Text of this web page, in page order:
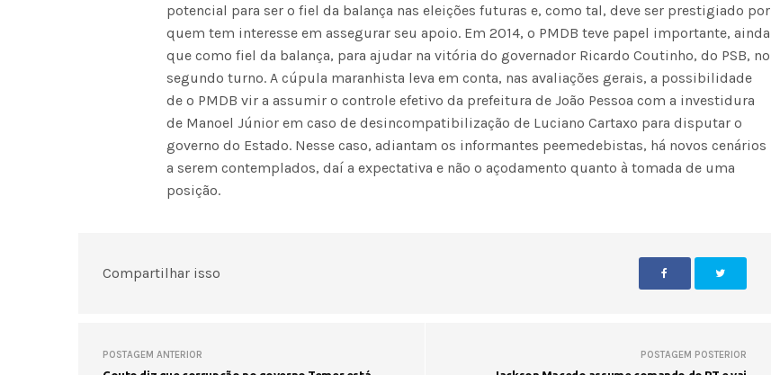
potencial para ser o fiel da balança nas eleições futuras e, como tal, deve ser prestigiado por
quem tem interesse em assegurar seu apoio. Em 2014, o PMDB teve papel importante, ainda
que como fiel da balança, para ajudar na vitória do governador Ricardo Coutinho, do PSB, no
segundo turno. A cúpula maranhista leva em conta, nas avaliações gerais, a possibilidade
de o PMDB vir a assumir o controle efetivo da prefeitura de João Pessoa com a investidura
de Manoel Júnior em caso de desincompatibilização de Luciano Cartaxo para disputar o
governo do Estado. Nesse caso, adiantam os informantes peemedebistas, há novos cenários
a serem contemplados, daí a expectativa e não o açodamento quanto à tomada de uma
posição.
Compartilhar isso
POSTAGEM ANTERIOR POSTAGEM POSTERIOR